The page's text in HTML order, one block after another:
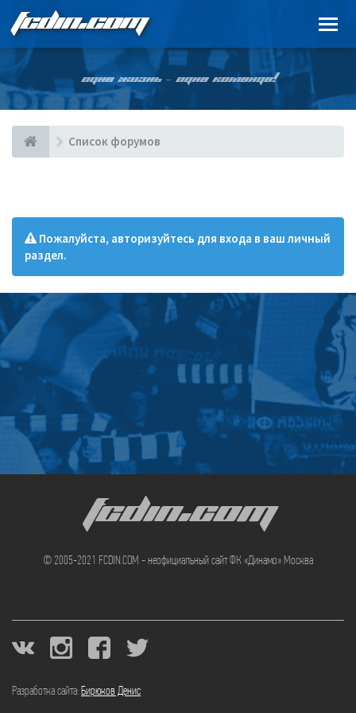
FCDIN.COM
ОДНА ЖИЗНЬ – ОДНА КОМАНДА!
Список форумов
Пожалуйста, авторизуйтесь для входа в ваш личный
раздел.
FCDIN.COM
© 2005-2021 FCDIN.COM - неофициальный сайт ФК «Динамо» Москва
Разработка сайта: Бирюков Денис